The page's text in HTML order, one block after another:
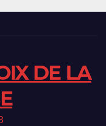
DE LA